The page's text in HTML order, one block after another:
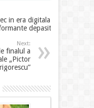
in era digitala:
depasite
Next:
finalul a
„Pictor